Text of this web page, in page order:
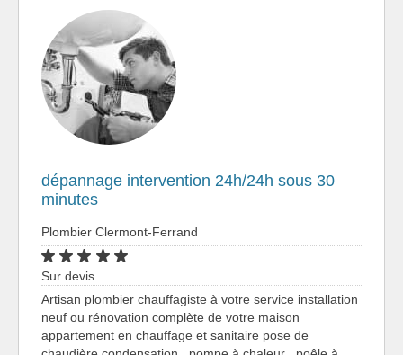
dépannage intervention 24h/24h sous 30
minutes
Plombier Clermont-Ferrand
Sur devis
Artisan plombier chauffagiste à votre service installation
neuf ou rénovation complète de votre maison
appartement en chauffage et sanitaire pose de